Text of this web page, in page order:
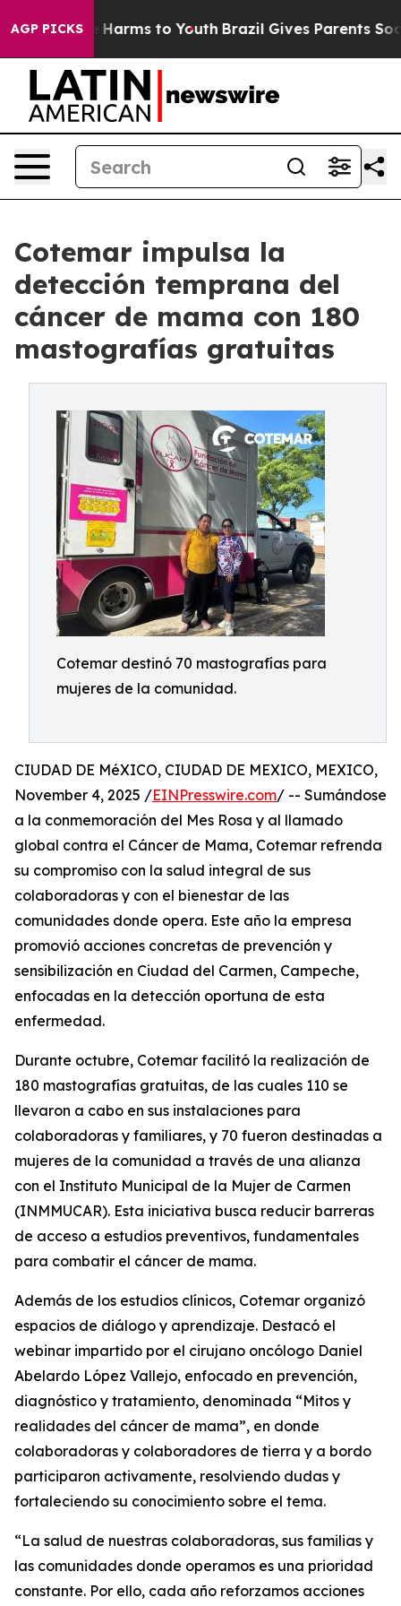
AGP PICKS
Abate Harms to Youth Brazil Gives Parents Social
Cotemar impulsa la
detección temprana del
cáncer de mama con 180
mastografías gratuitas
Cotemar destinó 70 mastografías para
mujeres de la comunidad.
CIUDAD DE MéXICO, CIUDAD DE MEXICO, MEXICO,
November 4, 2025 /EINPresswire.com/ -- Sumándose
a la conmemoración del Mes Rosa y al llamado
global contra el Cáncer de Mama, Cotemar refrenda
su compromiso con la salud integral de sus
colaboradoras y con el bienestar de las
comunidades donde opera. Este año la empresa
promovió acciones concretas de prevención y
sensibilización en Ciudad del Carmen, Campeche,
enfocadas en la detección oportuna de esta
enfermedad.
Durante octubre, Cotemar facilitó la realización de
180 mastografías gratuitas, de las cuales 110 se
llevaron a cabo en sus instalaciones para
colaboradoras y familiares, y 70 fueron destinadas a
mujeres de la comunidad a través de una alianza
con el Instituto Municipal de la Mujer de Carmen
(INMMUCAR). Esta iniciativa busca reducir barreras
de acceso a estudios preventivos, fundamentales
para combatir el cáncer de mama.
Además de los estudios clínicos, Cotemar organizó
espacios de diálogo y aprendizaje. Destacó el
webinar impartido por el cirujano oncólogo Daniel
Abelardo López Vallejo, enfocado en prevención,
diagnóstico y tratamiento, denominada “Mitos y
realidades del cáncer de mama”, en donde
colaboradoras y colaboradores de tierra y a bordo
participaron activamente, resolviendo dudas y
fortaleciendo su conocimiento sobre el tema.
“La salud de nuestras colaboradoras, sus familias y
las comunidades donde operamos es una prioridad
constante. Por ello, cada año reforzamos acciones